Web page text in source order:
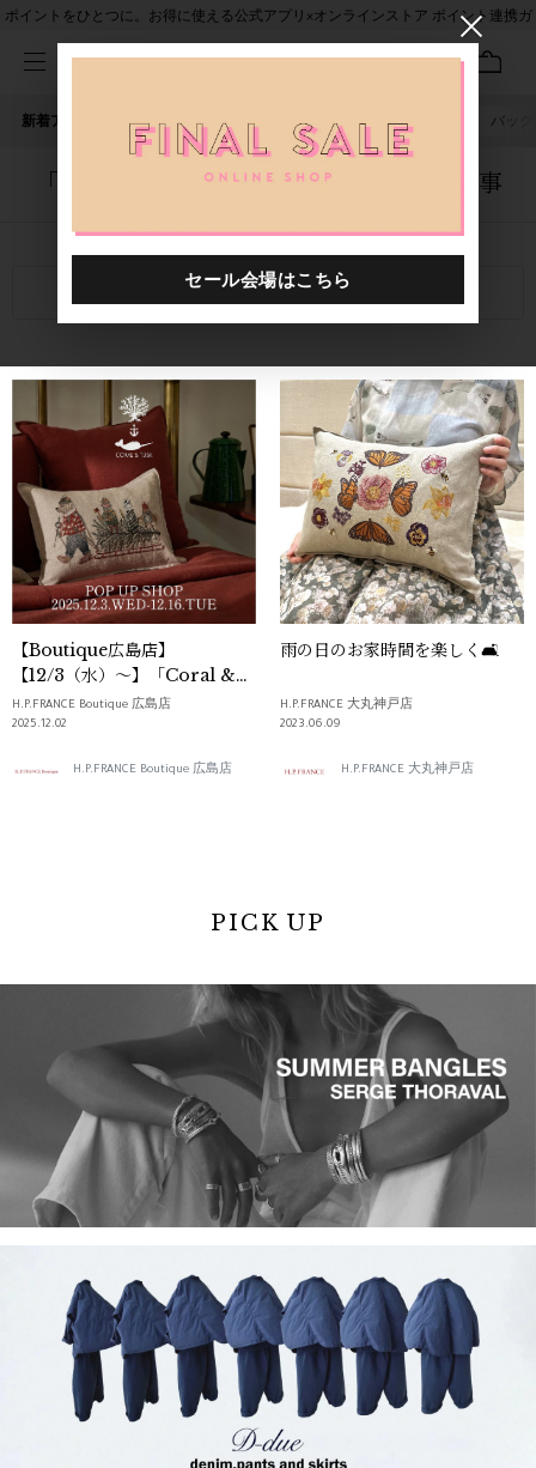
ポイントをひとつに。お得に使える公式アプリ×オンラインストア ポイント連携ガ
新着アイテム 人気ワード セール 40th限定 バッグ
「0000605.8881098.1107」に関する記事
関連キーワード
【Boutique広島店】
【12/3（水）～】「Coral &
Tusk（コーラル・アンド・タス
ク）」POP UP SHOP
H.P.FRANCE Boutique 広島店
2025.12.02
H.P.FRANCE Boutique 広島店
雨の日のお家時間を楽しく🛋
H.P.FRANCE 大丸神戸店
2023.06.09
H.P.FRANCE 大丸神戸店
PICK UP